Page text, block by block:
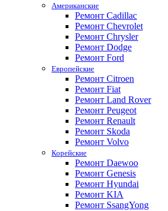
Американские
Ремонт Cadillac
Ремонт Chevrolet
Ремонт Chrysler
Ремонт Dodge
Ремонт Ford
Европейские
Ремонт Citroen
Ремонт Fiat
Ремонт Land Rover
Ремонт Peugeot
Ремонт Renault
Ремонт Skoda
Ремонт Volvo
Корейские
Ремонт Daewoo
Ремонт Genesis
Ремонт Hyundai
Ремонт KIA
Ремонт SsangYong